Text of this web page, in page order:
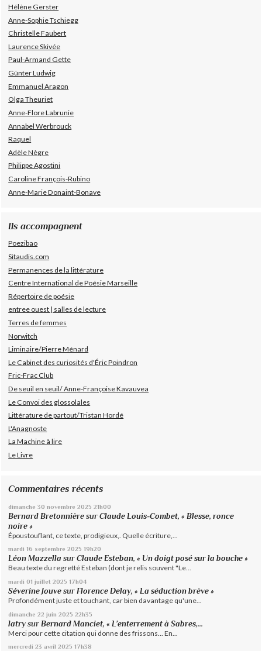
Hélène Gerster
Anne-Sophie Tschiegg
Christelle Faubert
Laurence Skivée
Paul-Armand Gette
Günter Ludwig
Emmanuel Aragon
Olga Theuriet
Anne-Flore Labrunie
Annabel Werbrouck
Raquel
Adèle Nègre
Philippe Agostini
Caroline François-Rubino
Anne-Marie Donaint-Bonave
Ils accompagnent
Poezibao
Sitaudis.com
Permanences de la littérature
Centre International de Poésie Marseille
Répertoire de poésie
entree ouest | salles de lecture
Terres de femmes
Norwitch
Liminaire/Pierre Ménard
Le Cabinet des curiosités d'Éric Poindron
Fric-Frac Club
De seuil en seuil/ Anne-Françoise Kavauvea
Le Convoi des glossolales
Littérature de partout/Tristan Hordé
L'Anagnoste
La Machine à lire
Le Livre
Commentaires récents
dimanche 30 novembre 2025 21h00
Bernard Bretonnière surClaude Louis-Combet, « Blesse, ronce
noire »
Époustouflant, ce texte, prodigieux,. Quelle écriture,...
mardi 16 septembre 2025 19h20
Léon Mazzella surClaude Esteban, « Un doigt posé sur la bouche »
Beau texte du regretté Esteban (dont je relis souvent "Le...
mardi 01 juillet 2025 17h04
Séverine Jouve surFlorence Delay, « La séduction brève »
Profondément juste et touchant, car bien davantage qu'une...
dimanche 22 juin 2025 22h35
latry surBernard Manciet, « L’enterrement à Sabres,...
Merci pour cette citation qui donne des frissons... En...
mercredi 23 avril 2025 17h38